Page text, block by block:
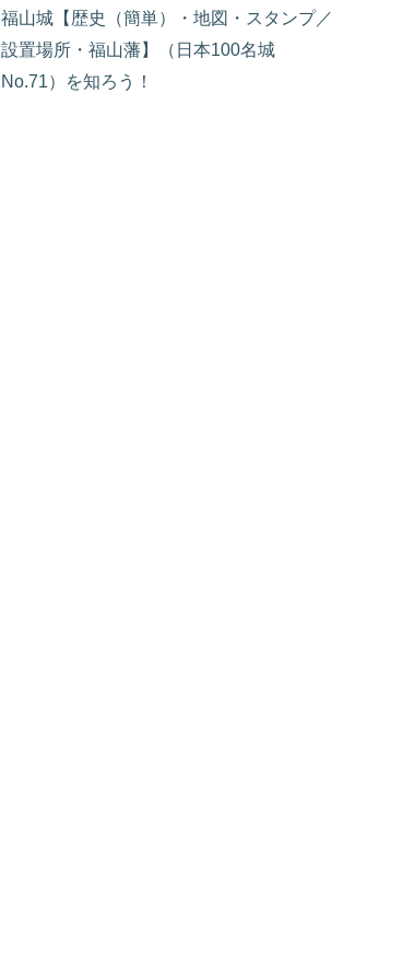
福山城【歴史（簡単）・地図・スタンプ／
設置場所・福山藩】（日本100名城
No.71）を知ろう！